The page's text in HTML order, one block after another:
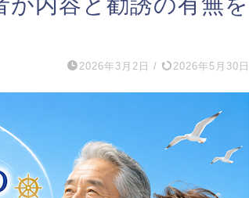
2026年3月2日 / 2026年5月30日